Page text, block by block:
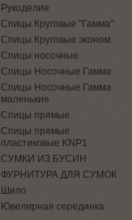
Рукоделие
Спицы Круговые "Гамма"
Спицы Круговые эконом.
Спицы носочные
Спицы Носочные Гамма
Спицы Носочные Гамма
маленькие
Спицы прямые
Спицы прямые
пластиковые KNP1
СУМКИ ИЗ БУСИН
ФУРНИТУРА ДЛЯ СУМОК
Шило
Ювелирная серединка